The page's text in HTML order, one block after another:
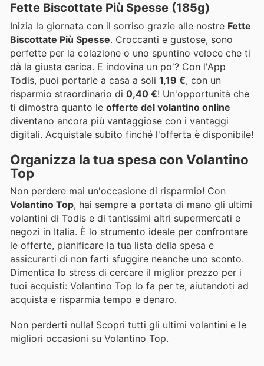
Fette Biscottate Più Spesse (185g)
Inizia la giornata con il sorriso grazie alle nostre Fette
Biscottate Più Spesse. Croccanti e gustose, sono
perfette per la colazione o uno spuntino veloce che ti
dà la giusta carica. E indovina un po'? Con l'App
Todis, puoi portarle a casa a soli 1,19 €, con un
risparmio straordinario di 0,40 €! Un'opportunità che
ti dimostra quanto le offerte del volantino online
diventano ancora più vantaggiose con i vantaggi
digitali. Acquistale subito finché l'offerta è disponibile!
Organizza la tua spesa con Volantino
Top
Non perdere mai un'occasione di risparmio! Con
Volantino Top, hai sempre a portata di mano gli ultimi
volantini di Todis e di tantissimi altri supermercati e
negozi in Italia. È lo strumento ideale per confrontare
le offerte, pianificare la tua lista della spesa e
assicurarti di non farti sfuggire neanche uno sconto.
Dimentica lo stress di cercare il miglior prezzo per i
tuoi acquisti: Volantino Top lo fa per te, aiutandoti ad
acquista e risparmia tempo e denaro.
Non perderti nulla! Scopri tutti gli ultimi volantini e le
migliori occasioni su Volantino Top.